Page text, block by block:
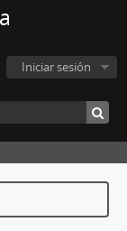
Iniciar sesión